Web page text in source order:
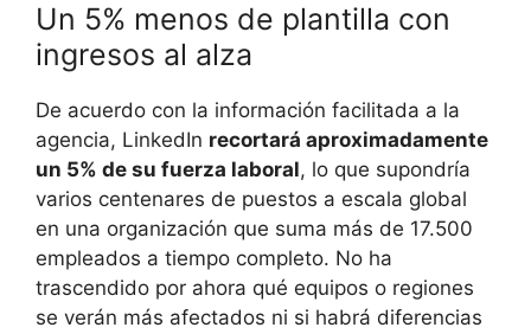
Un 5% menos de plantilla con
ingresos al alza
De acuerdo con la información facilitada a la
agencia, LinkedIn recortará aproximadamente
un 5% de su fuerza laboral, lo que supondría
varios centenares de puestos a escala global
en una organización que suma más de 17.500
empleados a tiempo completo. No ha
trascendido por ahora qué equipos o regiones
se verán más afectados ni si habrá diferencias